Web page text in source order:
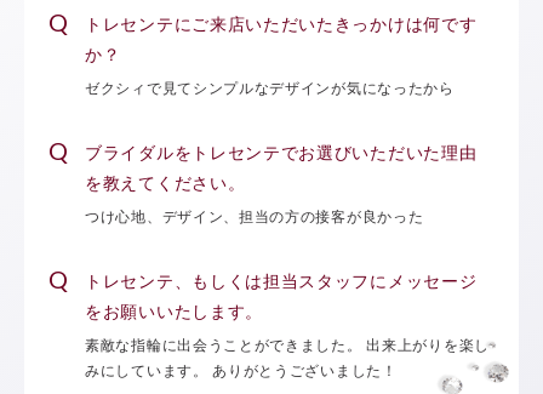
トレセンテにご来店いただいたきっかけは何です
か？
ゼクシィで見てシンプルなデザインが気になったから
ブライダルをトレセンテでお選びいただいた理由
を教えてください。
つけ心地、デザイン、担当の方の接客が良かった
トレセンテ、もしくは担当スタッフにメッセージ
をお願いいたします。
素敵な指輪に出会うことができました。 出来上がりを楽し
みにしています。 ありがとうございました！